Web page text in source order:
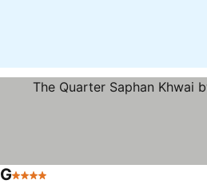
4 Estrelas